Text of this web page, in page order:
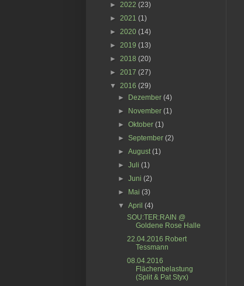
► 2022 (23)
► 2021 (1)
► 2020 (14)
► 2019 (13)
► 2018 (20)
► 2017 (27)
▼ 2016 (29)
►
Dezember(4)
►
November(1)
►Oktober(1)
►September(2)
►August(1)
►Juli(1)
►Juni(2)
►
Mai(3)
▼April(4)
SOU:TER:RAIN @
Goldene Rose Halle
22.04.2016 Robert
Tessmann
08.04.2016
Flächenbelastung
(Split & Pat Styx)